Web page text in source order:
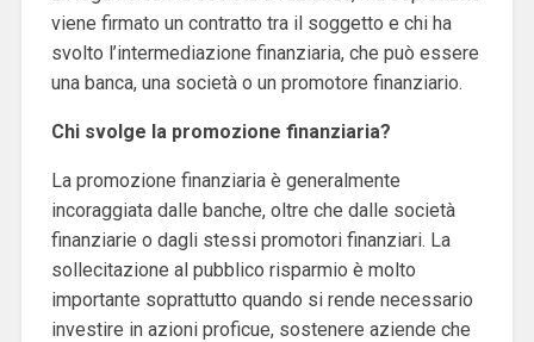
viene firmato un contratto tra il soggetto e chi ha
svolto l’intermediazione finanziaria, che può essere
una banca, una società o un promotore finanziario.
Chi svolge la promozione finanziaria?
La promozione finanziaria è generalmente
incoraggiata dalle banche, oltre che dalle società
finanziarie o dagli stessi promotori finanziari. La
sollecitazione al pubblico risparmio è molto
importante soprattutto quando si rende necessario
investire in azioni proficue, sostenere aziende che